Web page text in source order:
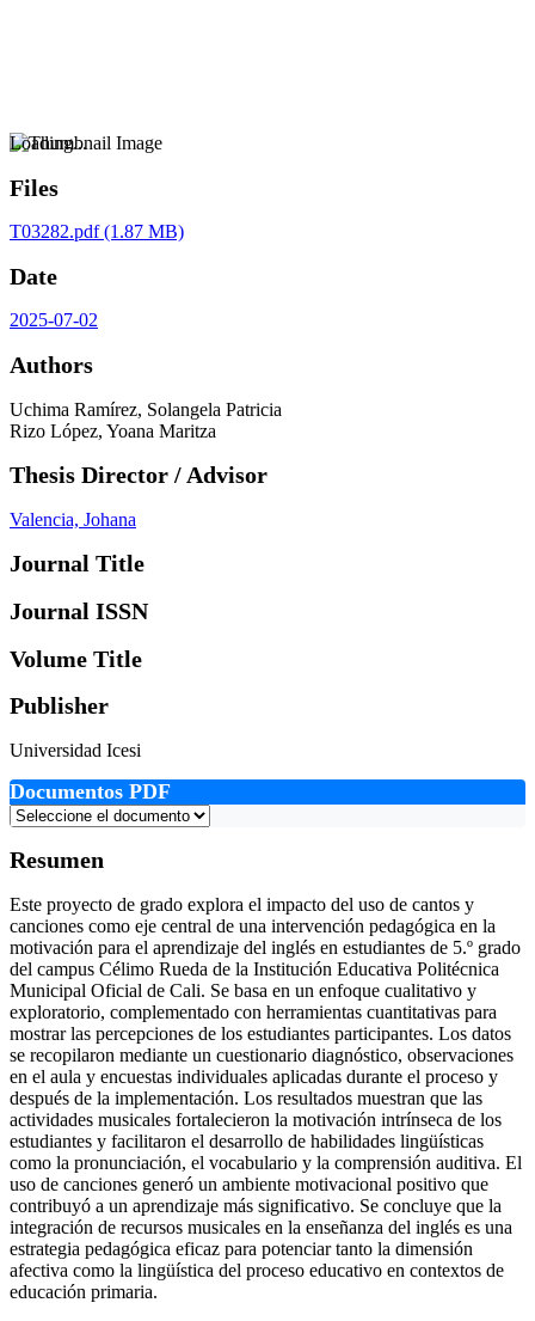
Loading...
Files
T03282.pdf(1.87 MB)
Date
2025-07-02
Authors
Uchima Ramírez, Solangela Patricia
Rizo López, Yoana Maritza
Thesis Director / Advisor
Valencia, Johana
Journal Title
Journal ISSN
Volume Title
Publisher
Universidad Icesi
Documentos PDF
Resumen
Este proyecto de grado explora el impacto del uso de cantos y
canciones como eje central de una intervención pedagógica en la
motivación para el aprendizaje del inglés en estudiantes de 5.º grado
del campus Célimo Rueda de la Institución Educativa Politécnica
Municipal Oficial de Cali. Se basa en un enfoque cualitativo y
exploratorio, complementado con herramientas cuantitativas para
mostrar las percepciones de los estudiantes participantes. Los datos
se recopilaron mediante un cuestionario diagnóstico, observaciones
en el aula y encuestas individuales aplicadas durante el proceso y
después de la implementación. Los resultados muestran que las
actividades musicales fortalecieron la motivación intrínseca de los
estudiantes y facilitaron el desarrollo de habilidades lingüísticas
como la pronunciación, el vocabulario y la comprensión auditiva. El
uso de canciones generó un ambiente motivacional positivo que
contribuyó a un aprendizaje más significativo. Se concluye que la
integración de recursos musicales en la enseñanza del inglés es una
estrategia pedagógica eficaz para potenciar tanto la dimensión
afectiva como la lingüística del proceso educativo en contextos de
educación primaria.